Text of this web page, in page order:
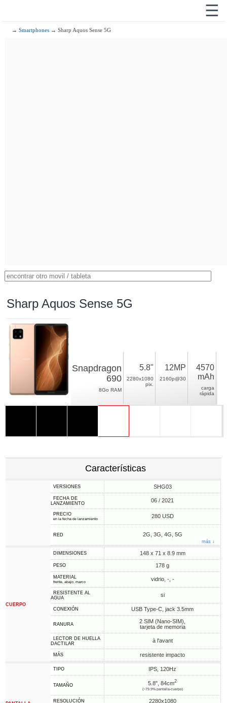
☰
→Smartphones → Sharp Aquos Sense 5G
Sharp Aquos Sense 5G
Snapdragon
690
8Go RAM
5.8"
2280x1080
pix.
12MP
2160p@30
4570
mAh
carga
rápida
Características
VERSIONES SHG03
FECHA DE
LANZAMIENTO
06 / 2021
PRECIO
en la fecha de lanzamiento 280 USD
RED 2G, 3G, 4G, 5G
más ↓
CUERPO
DIMENSIONES 148 x 71 x 8.9 mm
PESO 178 g
MATERIAL
frente, abajo, marco vidrio, -, -
RESISTENTE AL
AGUA
si
CONEXIÓN USB Type-C, jack 3.5mm
RANURA
2 SIM (Nano-SIM),
tarjeta de memoria
LECTOR DE HUELLA
DACTILAR
à l'avant
MÁS resistente impacto
TIPO IPS, 120Hz
TAMAÑO 5.8", 84cm2
(~79.9% pantalla-cuerpo)
RESOLUCIÓN 2280x1080